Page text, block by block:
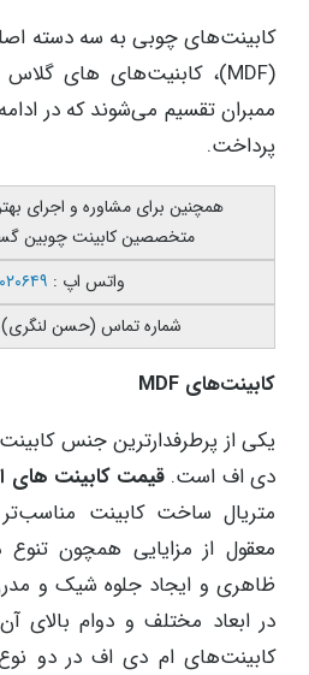
کابینت‌‌های چوبی به سه دسته
ممبران تقسیم می‌شوند که در
پرداخت.
همچنین برای مشاوره و اجرای
متخصصین کابینت چوبین
واتس اپ :
شماره تماس (حسن لنگری) :
کابینت‌های MDF
یکی از پرطرفدارترین جنس
دی اف است.قیمت کابینت های
متریال ساخت کابینت
معقول از مزایایی همچون تنوع
ظاهری و ایجاد جلوه شیک و
در ابعاد مختلف و دوام بالای
کابینت‌های ام دی اف در دو نوع